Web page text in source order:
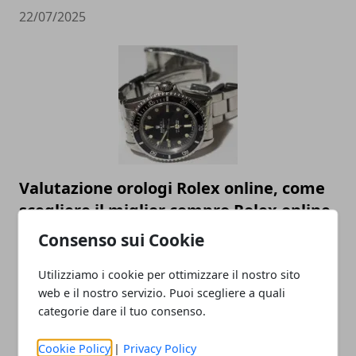
Consenso sui Cookie
Utilizziamo i cookie per ottimizzare il nostro sito
web e il nostro servizio. Puoi scegliere a quali
categorie dare il tuo consenso.
Cookie Policy | Privacy Policy
22/07/2025
Valutazione orologi Rolex online, come
scegliere il miglior compro Rolex online
23/05/2023